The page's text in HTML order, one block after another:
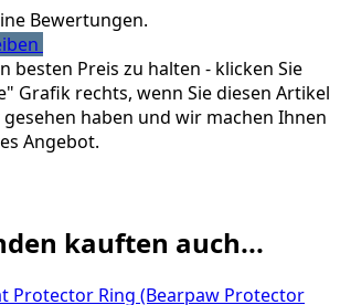
Bewertungen.
besten Preis zu halten - klicken Sie
Grafik rechts, wenn Sie diesen Artikel
haben und wir machen Ihnen
Angebot.
kauften auch...